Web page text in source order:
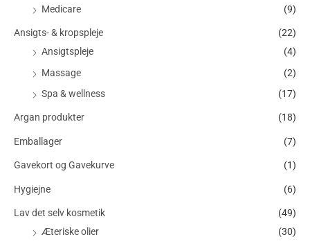
Medicare
(9)
Ansigts- & kropspleje
(22)
Ansigtspleje
(4)
Massage
(2)
Spa & wellness
(17)
Argan produkter (18)
Emballager (7)
Gavekort og Gavekurve (1)
Hygiejne (6)
Lav det selv kosmetik
(49)
Æteriske olier
(30)